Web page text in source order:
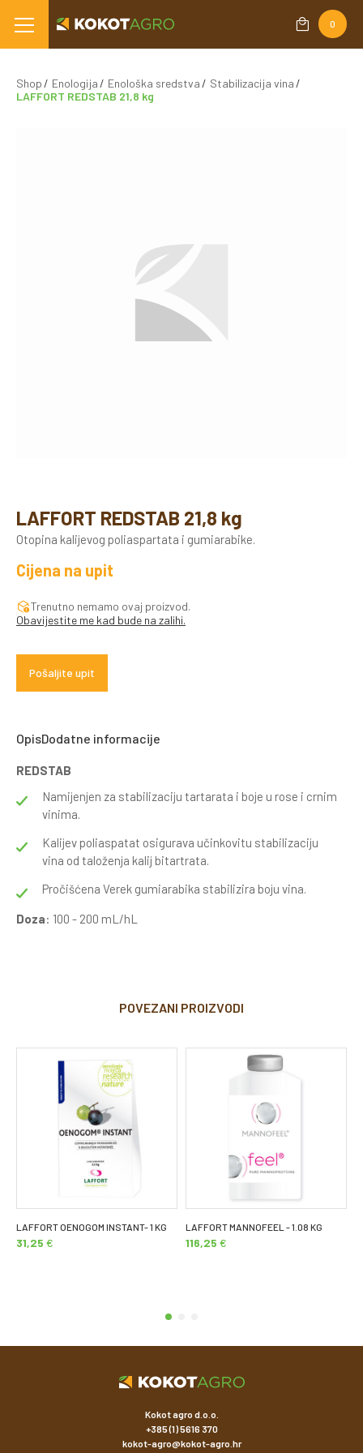
0
Shop Enologija Enološka sredstva
Stabilizacija vina
LAFFORT REDSTAB 21,8 kg
LAFFORT REDSTAB 21,8 kg
Otopina kalijevog poliaspartata i gumiarabike.
Cijena na upit
Trenutno nemamo ovaj proizvod.
Obavijestite me kad bude na zalihi.
Pošaljite upit
OpisDodatne informacije
REDSTAB
Namijenjen za stabilizaciju tartarata i boje u rose i crnim
vinima.
Kalijev poliaspatat osigurava učinkovitu stabilizaciju
vina od taloženja kalij bitartrata.
Pročišćena Verek gumiarabika stabilizira boju vina.
Doza: 100 - 200 mL/hL
POVEZANI PROIZVODI
LAFFORT OENOGOM INSTANT- 1 KG
31,25 €
LAFFORT MANNOFEEL - 1.08 KG
116,25 €
Kokot agro d.o.o.
+385 (1) 5616 370
kokot-agro@kokot-agro.hr